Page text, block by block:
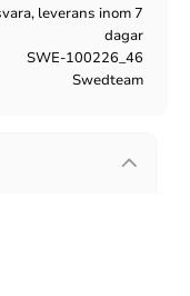
leverans inom 7
dagar
SWE-100226_46
Swedteam